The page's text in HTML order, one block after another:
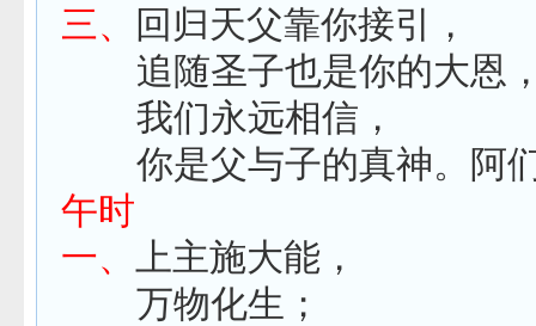
三、
回归天父靠你接引，
追随圣子也是你的大恩
我们永远相信，
你是父与子的真神。阿
午时
一、 上主施大能，
万物化生；